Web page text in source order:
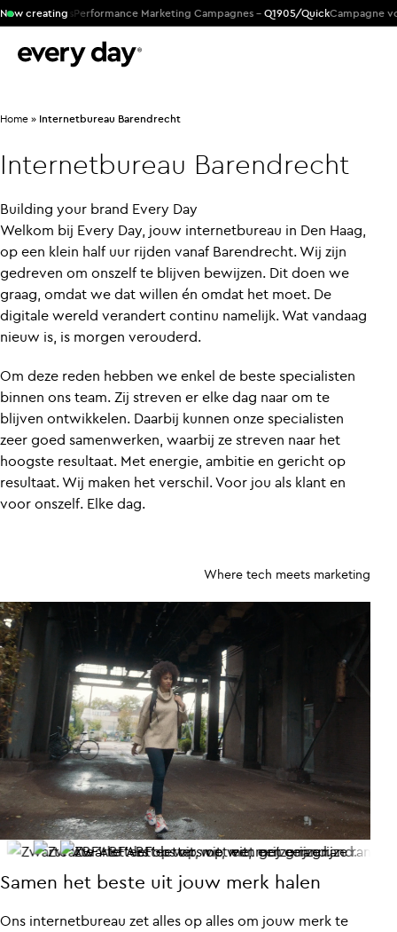
Now creating
ProductsPerformance Marketing Campagnes -Q1905/QuickCampagne
Home » Internetbureau Barendrecht
Internetbureau Barendrecht
Building your brand Every Day
Welkom bij Every Day, jouw internetbureau in Den Haag,
op een klein half uur rijden vanaf Barendrecht. Wij zijn
gedreven om onszelf te blijven bewijzen. Dit doen we
graag, omdat we dat willen én omdat het moet. De
digitale wereld verandert continu namelijk. Wat vandaag
nieuw is, is morgen verouderd.
Om deze reden hebben we enkel de beste specialisten
binnen ons team. Zij streven er elke dag naar om te
blijven ontwikkelen. Daarbij kunnen onze specialisten
zeer goed samenwerken, waarbij ze streven naar het
hoogste resultaat. Met energie, ambitie en gericht op
resultaat. Wij maken het verschil. Voor jou als klant en
voor onszelf. Elke dag.
Where tech meets marketing
Samen het beste uit jouw merk halen
Ons internetbureau zet alles op alles om jouw merk te